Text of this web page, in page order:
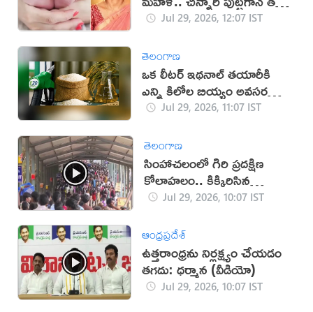
మృతిJul 29, 2026, 12:07 IST
తెలంగాణ
ఒక లీటర్ ఇథనాల్ తయారీకి
ఎన్ని కిలోల బియ్యం అవసరమో
తెలుసా?
Jul 29, 2026, 11:07 IST
తెలంగాణ
సింహాచలంలో గిరి ప్రదక్షిణ
కోలాహలం.. కిక్కిరిసిన
గిరిమార్గం.
Jul 29, 2026, 10:07 IST
ఆంధ్రప్రదేశ్
ఉత్తరాంధ్రను నిర్లక్ష్యం చేయడం
తగదు: ధర్మాన (వీడియో)
Jul 29, 2026, 10:07 IST